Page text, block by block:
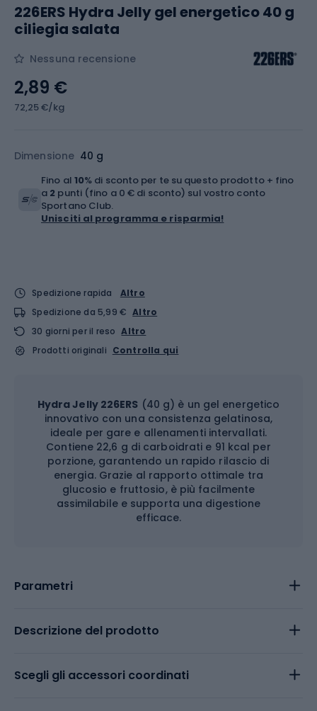
226ERS Hydra Jelly gel energetico 40 g
ciliegia salata
Nessuna recensione
Dimensione 40 g
2,89 €
72,25 €/kg
Fino al 10% di sconto per te su questo prodotto + fino
a 2 punti (fino a 0 € di sconto) sul vostro conto
Sportano Club.
Unisciti al programma e risparmia!
Spedizione rapida
Altro
Spedizione da 5,99 € Altro
30 giorni per il reso Altro
Prodotti originali Controlla qui
Hydra Jelly 226ERS (40 g) è un gel energetico
innovativo con una consistenza gelatinosa,
ideale per gare e allenamenti intervallati.
Contiene 22,6 g di carboidrati e 91 kcal per
porzione, garantendo un rapido rilascio di
energia. Grazie al rapporto ottimale tra
glucosio e fruttosio, è più facilmente
assimilabile e supporta una digestione
efficace.
Parametri
Descrizione del prodotto
Scegli gli accessori coordinati